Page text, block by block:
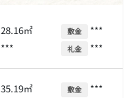
28.16㎡
***
敷金 ***
礼金 ***
35.19㎡ 敷金 ***